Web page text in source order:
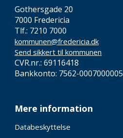
Gothersgade 20
7000 Fredericia
Tlf.: 7210 7000
kommunen@fredericia.dk
Send sikkert til kommunen
CVR.nr.: 69116418
Bankkonto: 7562-0007000005
Mere information
Databeskyttelse